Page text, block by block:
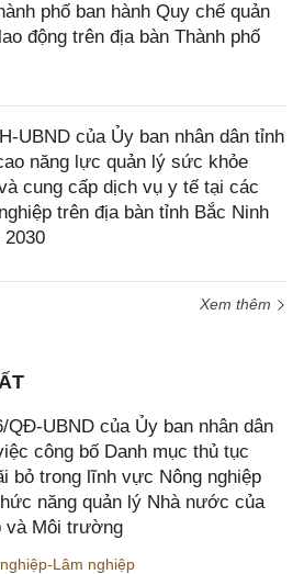
phố ban hành Quy chế quản
động trên địa bàn Thành phố
UBND của Ủy ban nhân dân tỉnh
năng lực quản lý sức khỏe
cung cấp dịch vụ y tế tại các
trên địa bàn tỉnh Bắc Ninh
2030
Xem thêm
QĐ-UBND của Ủy ban nhân dân
công bố Danh mục thủ tục
bỏ trong lĩnh vực Nông nghiệp
năng quản lý Nhà nước của
và Môi trường
Lâm nghiệp